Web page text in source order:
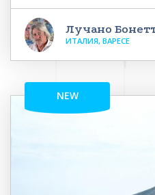
Лучано
ИТАЛИЯ, ВАРЕСЕ
NEW